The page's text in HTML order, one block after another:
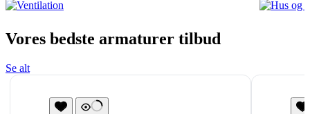
Vores bedste armaturer tilbud
Se alt